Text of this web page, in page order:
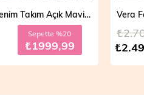
Vera Fermuarlı Denim Takım Koyu Mavi 19298
Sepette %20
₺1999,99